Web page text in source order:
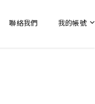
聯絡我們 我的帳號